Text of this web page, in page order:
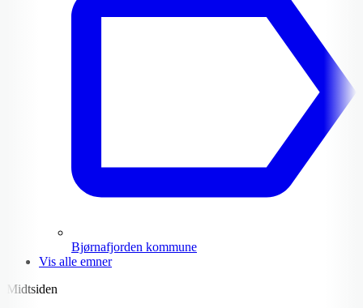
Bjørnafjorden kommune
Vis alle emner
Midtsiden